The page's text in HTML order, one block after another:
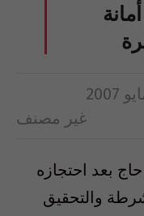
غير مصنف
بعد احتجازه
والتحقيق